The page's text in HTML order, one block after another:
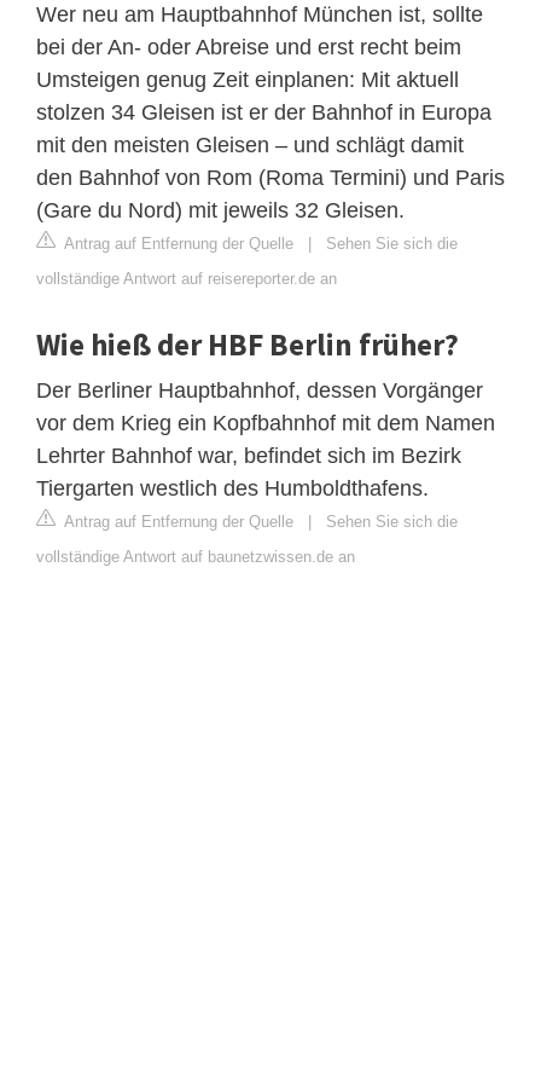
Wer neu am Hauptbahnhof München ist, sollte
bei der An- oder Abreise und erst recht beim
Umsteigen genug Zeit einplanen: Mit aktuell
stolzen 34 Gleisen ist er der Bahnhof in Europa
mit den meisten Gleisen – und schlägt damit
den Bahnhof von Rom (Roma Termini) und Paris
(Gare du Nord) mit jeweils 32 Gleisen.
Antrag auf Entfernung der Quelle | Sehen Sie sich die
vollständige Antwort auf reisereporter.de an
Wie hieß der HBF Berlin früher?
Der Berliner Hauptbahnhof, dessen Vorgänger
vor dem Krieg ein Kopfbahnhof mit dem Namen
Lehrter Bahnhof war, befindet sich im Bezirk
Tiergarten westlich des Humboldthafens.
Antrag auf Entfernung der Quelle | Sehen Sie sich die
vollständige Antwort auf baunetzwissen.de an